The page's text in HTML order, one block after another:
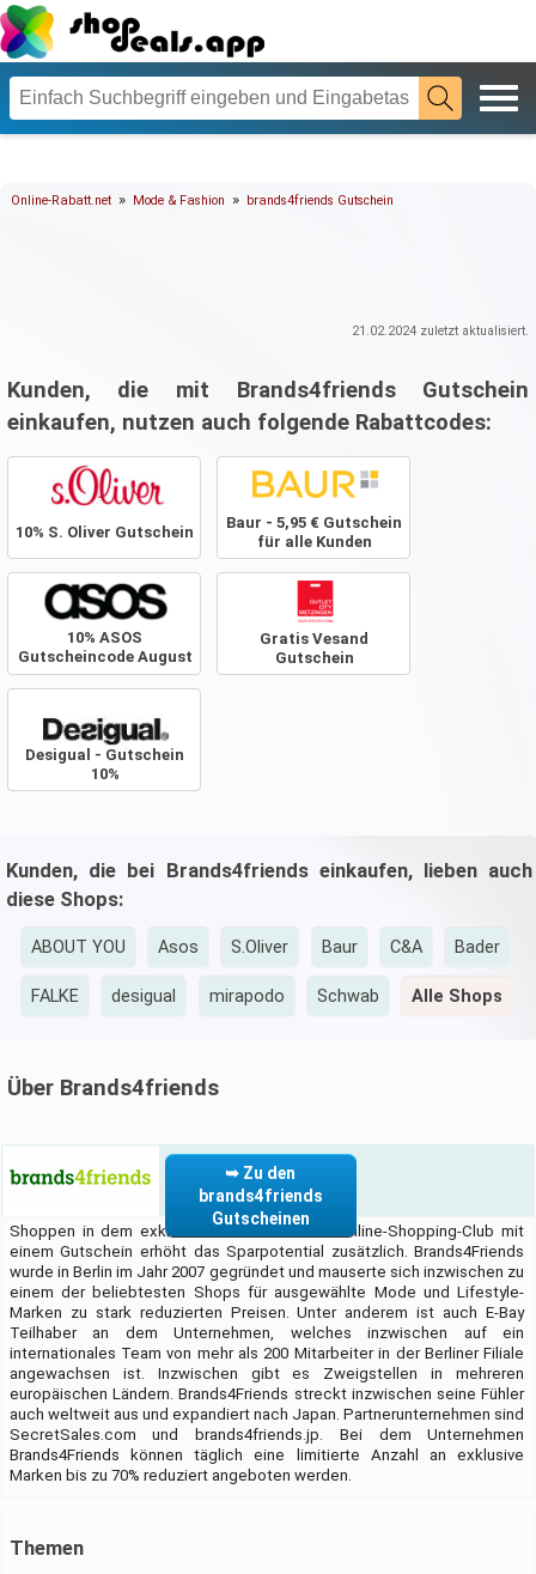
Online-Rabatt.net » Mode & Fashion » brands4friends Gutschein
21.02.2024 zuletzt aktualisiert.
Kunden, die mit Brands4friends Gutschein
einkaufen, nutzen auch folgende Rabattcodes:
10% S. Oliver Gutschein
Baur - 5,95 € Gutschein
für alle Kunden
10% ASOS
Gutscheincode August
2026
Gratis Vesand
Gutschein
Desigual - Gutschein
10%
Kunden, die bei Brands4friends einkaufen, lieben auch
diese Shops:
ABOUT YOU Asos S.Oliver Baur C&A Bader
FALKE desigual mirapodo Schwab Alle Shops
Über Brands4friends
➥ Zu den
brands4friends
Gutscheinen
Shoppen in dem exklusiven Brands4Friends Online-Shopping-Club mit
einem Gutschein erhöht das Sparpotential zusätzlich. Brands4Friends
wurde in Berlin im Jahr 2007 gegründet und mauserte sich inzwischen zu
einem der beliebtesten Shops für ausgewählte Mode und Lifestyle-
Marken zu stark reduzierten Preisen. Unter anderem ist auch E-Bay
Teilhaber an dem Unternehmen, welches inzwischen auf ein
internationales Team von mehr als 200 Mitarbeiter in der Berliner Filiale
angewachsen ist. Inzwischen gibt es Zweigstellen in mehreren
europäischen Ländern. Brands4Friends streckt inzwischen seine Fühler
auch weltweit aus und expandiert nach Japan. Partnerunternehmen sind
SecretSales.com und brands4friends.jp. Bei dem Unternehmen
Brands4Friends können täglich eine limitierte Anzahl an exklusive
Marken bis zu 70% reduziert angeboten werden.
Themen